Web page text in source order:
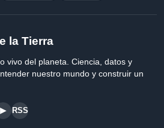
la Tierra
vivo del planeta. Ciencia, datos y
nuestro mundo y construir un
▶ RSS